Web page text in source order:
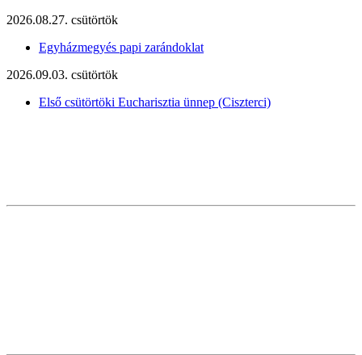
2026.08.27. csütörtök
Egyházmegyés papi zarándoklat
2026.09.03. csütörtök
Első csütörtöki Eucharisztia ünnep (Ciszterci)